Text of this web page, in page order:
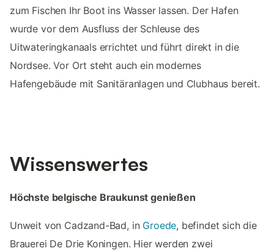
zum Fischen Ihr Boot ins Wasser lassen. Der Hafen
wurde vor dem Ausfluss der Schleuse des
Uitwateringkanaals errichtet und führt direkt in die
Nordsee. Vor Ort steht auch ein modernes
Hafengebäude mit Sanitäranlagen und Clubhaus bereit.
Wissenswertes
Höchste belgische Braukunst genießen
Unweit von Cadzand-Bad, in Groede, befindet sich die
Brauerei De Drie Koningen. Hier werden zwei